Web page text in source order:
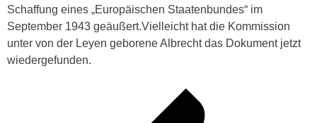
Schaffung eines „Europäischen Staatenbundes“ im
September 1943 geäußert.Vielleicht hat die Kommission
unter von der Leyen geborene Albrecht das Dokument jetzt
wiedergefunden.